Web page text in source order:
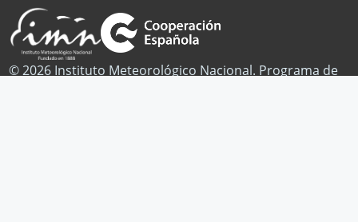
© 2026 Instituto Meteorológico Nacional. Programa de